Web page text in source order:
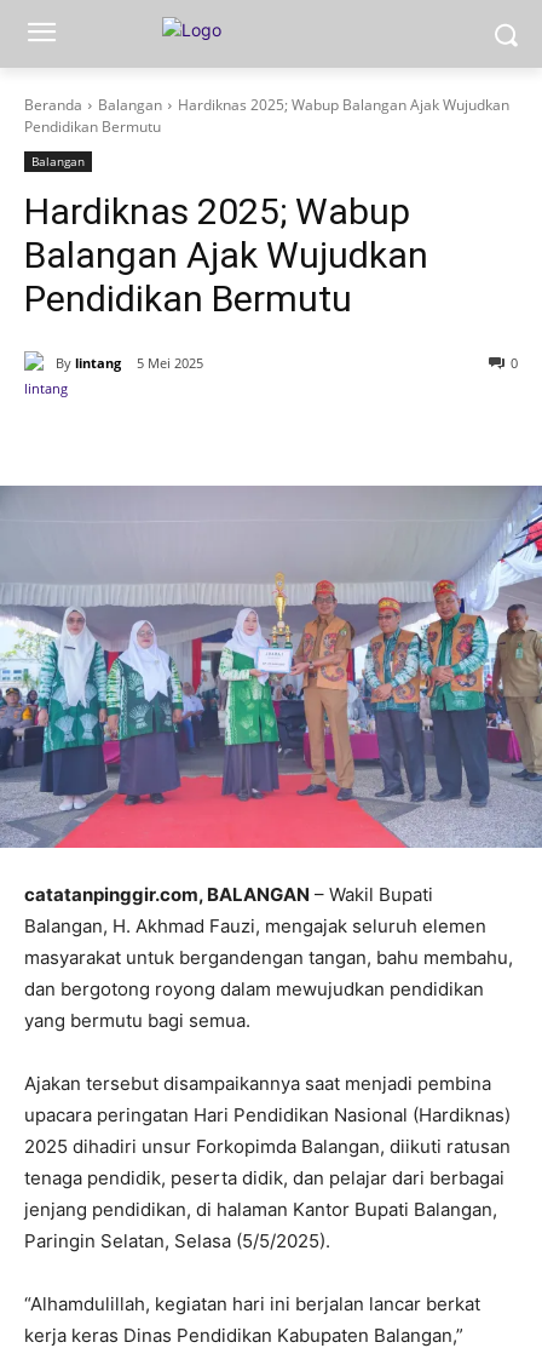
Beranda Balangan
Hardiknas 2025; Wabup Balangan Ajak Wujudkan
Pendidikan Bermutu
Balangan
Hardiknas 2025; Wabup
Balangan Ajak Wujudkan
Pendidikan Bermutu
By lintang 5 Mei 2025 0
catatanpinggir.com, BALANGAN – Wakil Bupati
Balangan, H. Akhmad Fauzi, mengajak seluruh elemen
masyarakat untuk bergandengan tangan, bahu membahu,
dan bergotong royong dalam mewujudkan pendidikan
yang bermutu bagi semua.
Ajakan tersebut disampaikannya saat menjadi pembina
upacara peringatan Hari Pendidikan Nasional (Hardiknas)
2025 dihadiri unsur Forkopimda Balangan, diikuti ratusan
tenaga pendidik, peserta didik, dan pelajar dari berbagai
jenjang pendidikan, di halaman Kantor Bupati Balangan,
Paringin Selatan, Selasa (5/5/2025).
“Alhamdulillah, kegiatan hari ini berjalan lancar berkat
kerja keras Dinas Pendidikan Kabupaten Balangan,”